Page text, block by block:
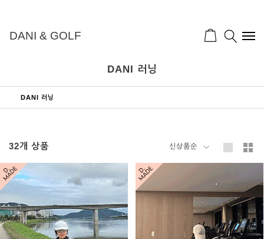
DANI & GOLF
DANI 러닝
DANI 러닝
32개 상품